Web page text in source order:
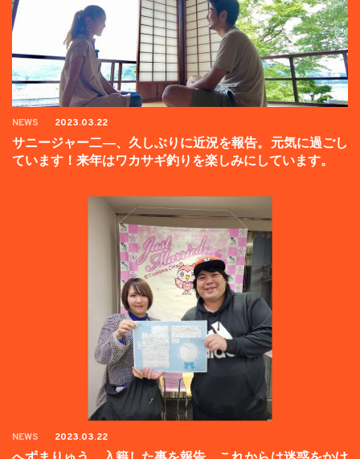
NEWS 2023.03.22
サニージャー二―、久しぶりに近況を報告。元気に過ごし
ています！来年はワカサギ釣りを楽しみにしています。
NEWS 2023.03.22